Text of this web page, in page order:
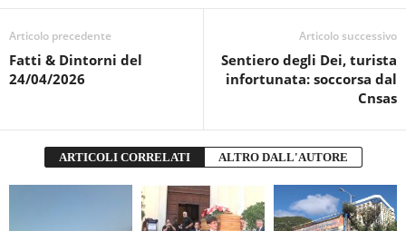
Articolo precedente
Fatti & Dintorni del
24/04/2026
Articolo successivo
Sentiero degli Dei, turista
infortunata: soccorsa dal
Cnsas
ARTICOLI CORRELATI ALTRO DALL'AUTORE